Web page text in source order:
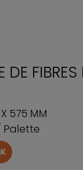
DE
575 MM
Palette